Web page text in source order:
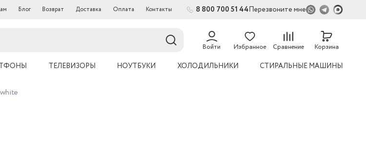
Блог Возврат Доставка Оплата Контакты 8 800 700 51 44Перезвоните мне
Войти Избранное Сравнение
54
Корзина
ТЕЛЕВИЗОРЫ НОУТБУКИ ХОЛОДИЛЬНИКИ СТИРАЛЬНЫЕ МАШИНЫ